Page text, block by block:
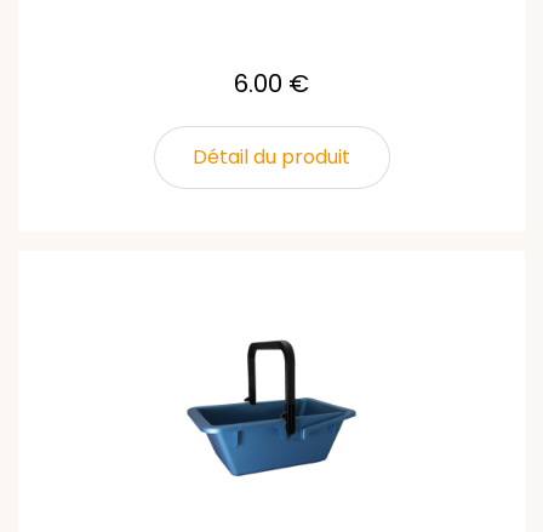
6.00 €
Détail du produit